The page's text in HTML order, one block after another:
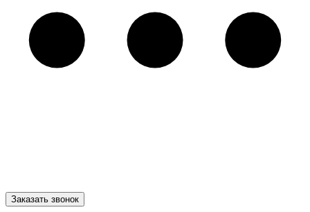
Заказать звонок